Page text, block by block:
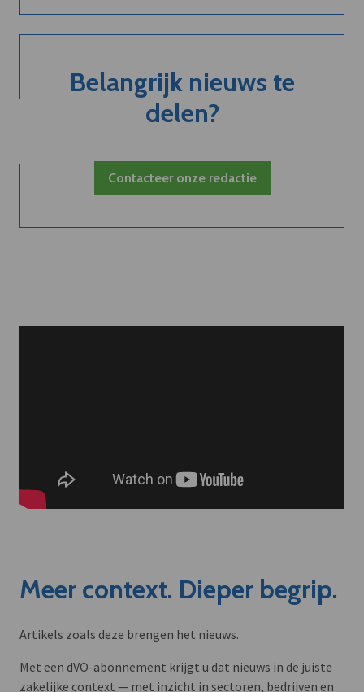
Belangrijk nieuws te
delen?
Contacteer onze redactie
Meer context. Dieper begrip.
Artikels zoals deze brengen het nieuws.
Met een dVO-abonnement krijgt u dat nieuws in de juiste
zakelijke context — met inzicht in sectoren, bedrijven en